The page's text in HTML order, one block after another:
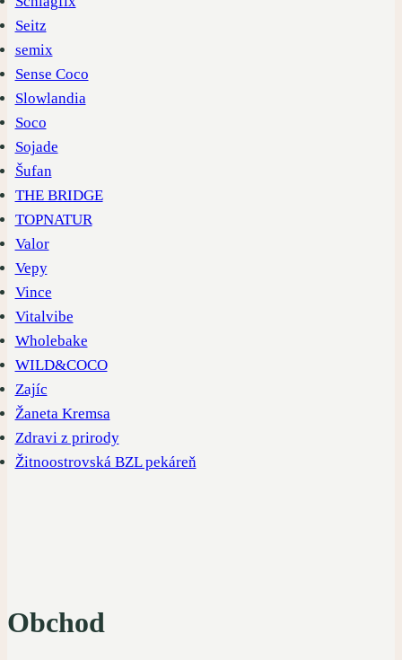
Seitz
semix
Sense Coco
Slowlandia
Soco
Sojade
Šufan
THE BRIDGE
TOPNATUR
Valor
Vepy
Vince
Vitalvibe
Wholebake
WILD&COCO
Zajíc
Žaneta Kremsa
Zdravi z prirody
Žitnoostrovská BZL pekáreň
Obchod